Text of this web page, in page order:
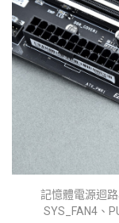
記憶體電源迴
SYS_FAN4、